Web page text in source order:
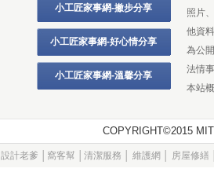
小工匠家事網-撇步分享
小工匠家事網-好心情分享
小工匠家事網-溫馨分享
照片
他資
為公
法情
本站
COPYRIGHT©2015
設計老爹 窩客幫 清潔服務 維護網 房屋修繕